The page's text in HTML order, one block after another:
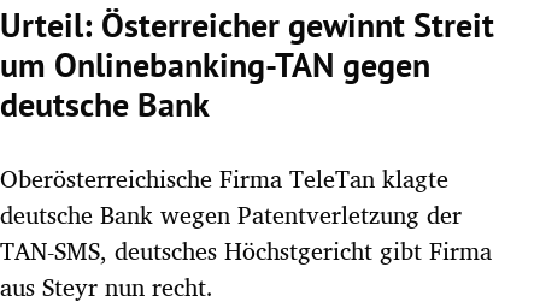
Untermenü
Urteil: Österreicher gewinnt Streit
um Onlinebanking-TAN gegen
deutsche Bank
Oberösterreichische Firma TeleTan klagte
deutsche Bank wegen Patentverletzung der
TAN-SMS, deutsches Höchstgericht gibt Firma
aus Steyr nun recht.